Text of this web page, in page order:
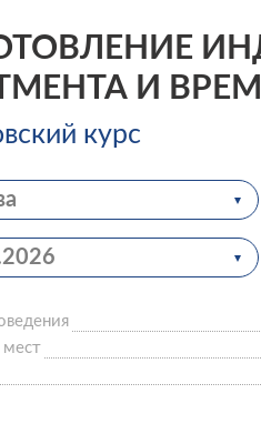
И
курс
мест